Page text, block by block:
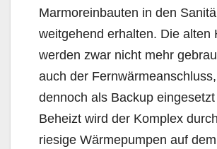
Marmoreinbauten in den
weitgehend erhalten. Die alten
werden zwar nicht mehr
auch der
dennoch als Backup
Beheizt wird der Komplex
riesige Wärmepumpen auf